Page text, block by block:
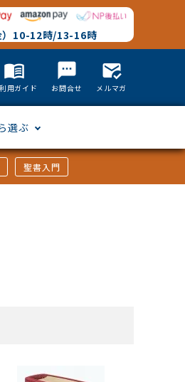
）10-12時/13-16時
menu_book
用ガイド
textsms
お問合せ
mark_email_read
メルマガ
選ぶ
聖書入門